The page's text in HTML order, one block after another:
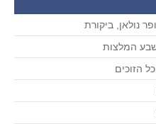
נולאן, ביקורת